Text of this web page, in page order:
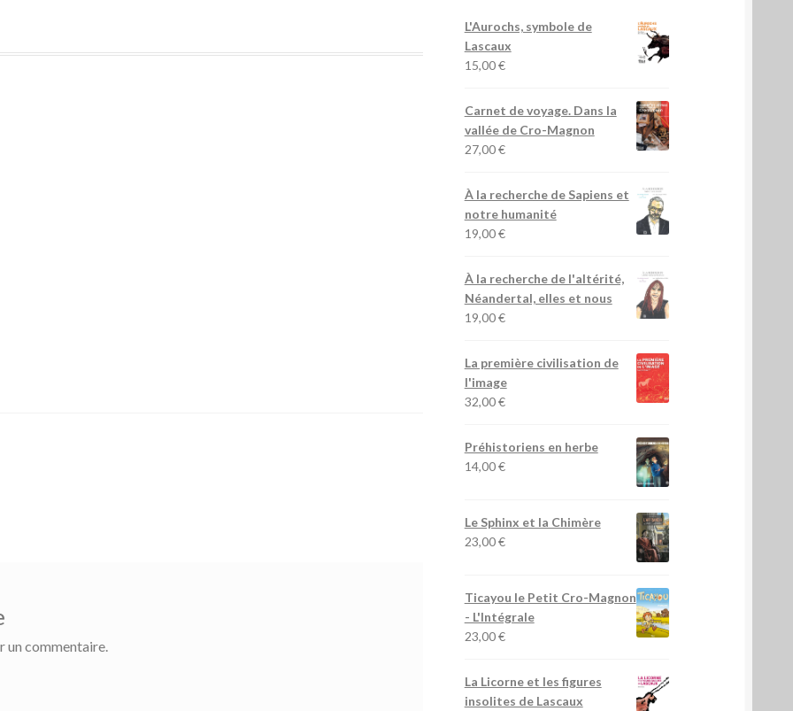
un commentaire.
L'Aurochs, symbole de
Lascaux
15,00€
Carnet de voyage. Dans la
vallée de Cro-Magnon
27,00€
À la recherche de Sapiens et
notre humanité
19,00€
À la recherche de l'altérité,
Néandertal, elles et nous
19,00€
La première civilisation de
l'image
32,00€
Préhistoriens en herbe
14,00€
Le Sphinx et la Chimère
23,00€
Ticayou le Petit Cro-Magnon
- L'Intégrale
23,00€
La Licorne et les figures
insolites de Lascaux